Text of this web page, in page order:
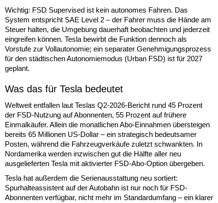
Wichtig: FSD Supervised ist kein autonomes Fahren. Das
System entspricht SAE Level 2 – der Fahrer muss die Hände am
Steuer halten, die Umgebung dauerhaft beobachten und jederzeit
eingreifen können. Tesla bewirbt die Funktion dennoch als
Vorstufe zur Vollautonomie; ein separater Genehmigungsprozess
für den städtischen Autonomiemodus (Urban FSD) ist für 2027
geplant.
Was das für Tesla bedeutet
Weltweit entfallen laut Teslas Q2-2026-Bericht rund 45 Prozent
der FSD-Nutzung auf Abonnenten, 55 Prozent auf frühere
Einmalkäufer. Allein die monatlichen Abo-Einnahmen übersteigen
bereits 65 Millionen US-Dollar – ein strategisch bedeutsamer
Posten, während die Fahrzeugverkäufe zuletzt schwankten. In
Nordamerika werden inzwischen gut die Hälfte aller neu
ausgelieferten Tesla mit aktivierter FSD-Abo-Option übergeben.
Tesla hat außerdem die Serienausstattung neu sortiert:
Spurhalteassistent auf der Autobahn ist nur noch für FSD-
Abonnenten verfügbar, nicht mehr im Standardumfang – ein klarer